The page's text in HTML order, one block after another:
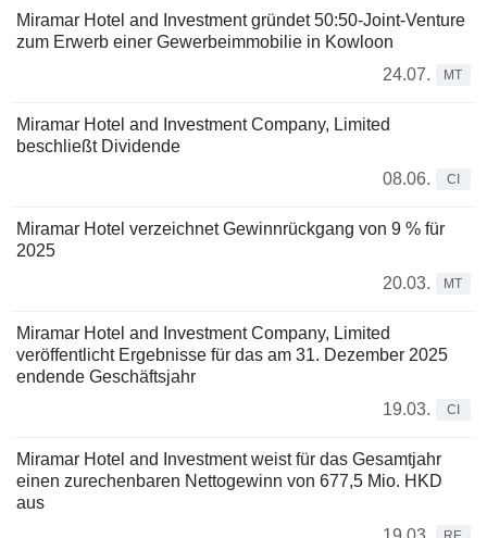
Miramar Hotel and Investment gründet 50:50-Joint-Venture
zum Erwerb einer Gewerbeimmobilie in Kowloon
24.07.
MT
Miramar Hotel and Investment Company, Limited
beschließt Dividende
08.06.
CI
Miramar Hotel verzeichnet Gewinnrückgang von 9 % für
2025
20.03.
MT
Miramar Hotel and Investment Company, Limited
veröffentlicht Ergebnisse für das am 31. Dezember 2025
endende Geschäftsjahr
19.03.
CI
Miramar Hotel and Investment weist für das Gesamtjahr
einen zurechenbaren Nettogewinn von 677,5 Mio. HKD
aus